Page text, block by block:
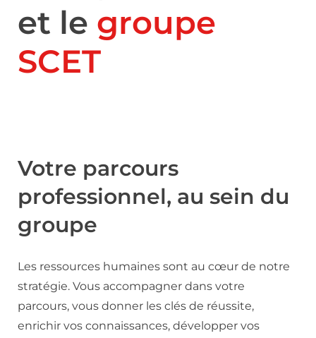
et le groupe
SCET
Votre parcours
professionnel, au sein du
groupe
Les ressources humaines sont au cœur de notre
stratégie. Vous accompagner dans votre
parcours, vous donner les clés de réussite,
enrichir vos connaissances, développer vos